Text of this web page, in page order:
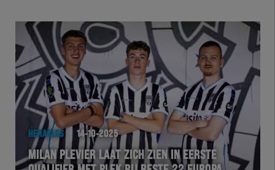
VVVHER
TELHER
HERVOL
HEREXC
EXCHER
HERACLES 14-10-2025
MILAN PLEVIER LAAT ZICH ZIEN IN EERSTE